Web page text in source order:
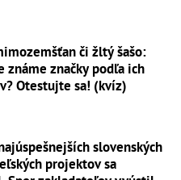
či žltý šašo:
známe značky podľa ich
Otestujte sa! (kvíz)
slovenských
projektov sa